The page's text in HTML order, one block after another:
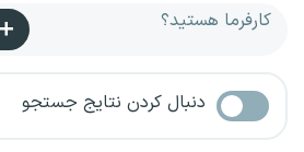
کارفرما هستید؟
دنبال کردن نتایج جستجو